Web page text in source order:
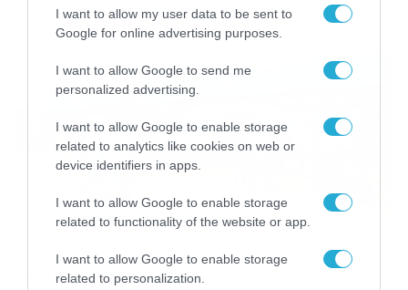
I want to allow my user data to be sent to
Google for online advertising purposes.
I want to allow Google to send me
personalized advertising.
I want to allow Google to enable storage
related to analytics like cookies on web or
device identifiers in apps.
I want to allow Google to enable storage
related to functionality of the website or app.
I want to allow Google to enable storage
related to personalization.
06/08/2026 14:02